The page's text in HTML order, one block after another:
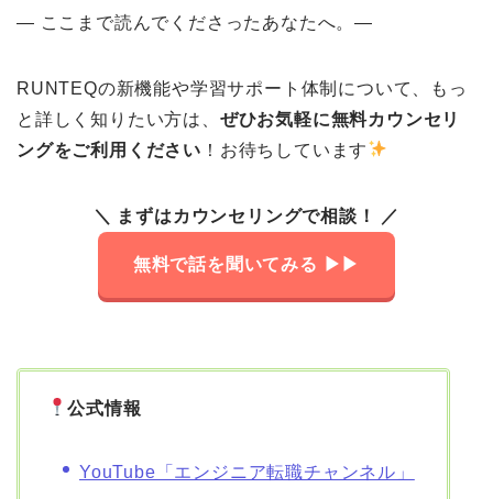
— ここまで読んでくださったあなたへ。—
RUNTEQの新機能や学習サポート体制について、もっ
と詳しく知りたい方は、 ぜひお気軽に無料カウンセリ
ングをご利用ください ！お待ちしています
＼ まずはカウンセリングで相談！ ／
無料で話を聞いてみる ▶︎▶︎
公式情報
YouTube「エンジニア転職チャンネル」